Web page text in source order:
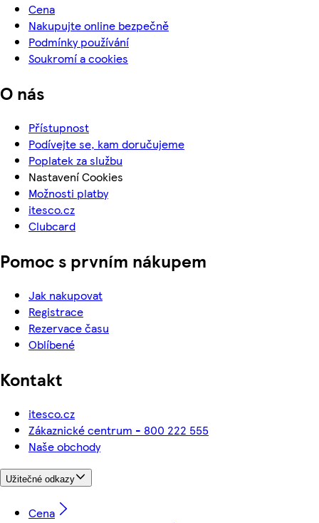
Cena
Nakupujte online bezpečně
Podmínky používání
Soukromí a cookies
O nás
Přístupnost
Podívejte se, kam doručujeme
Poplatek za službu
Nastavení Cookies
Možnosti platby
itesco.cz
Clubcard
Pomoc s prvním nákupem
Jak nakupovat
Registrace
Rezervace času
Oblíbené
Kontakt
itesco.cz
Zákaznické centrum - 800 222 555
Naše obchody
Užitečné odkazy
Cena